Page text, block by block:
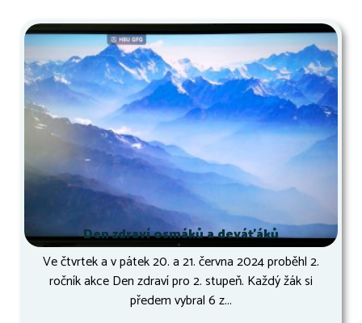
Den zdraví osmáků a deváťáků
Ve čtvrtek a v pátek 20. a 21. června 2024 proběhl 2.
ročník akce Den zdraví pro 2. stupeň. Každý žák si
předem vybral 6 z...